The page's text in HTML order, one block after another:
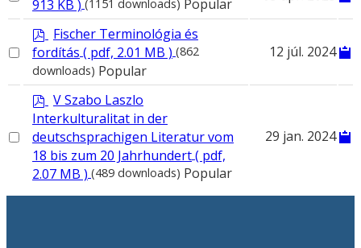
item
f
913 KB ) (1151 downloads) Popular
Select
item
p
d
f
Fischer Terminológia és
fordítás ( pdf, 2.01 MB ) (862
downloads) Popular
12 júl. 2024
Select
item
p
d
f
V Szabo Laszlo
Interkulturalitat in der
deutschsprachigen Literatur vom
18 bis zum 20 Jahrhundert( pdf,
2.07 MB ) (489 downloads) Popular
29 jan. 2024